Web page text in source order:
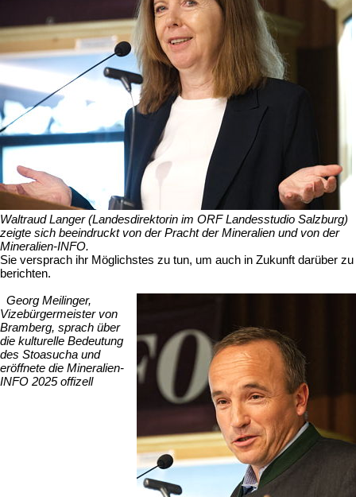
Waltraud Langer (Landesdirektorin im ORF Landesstudio Salzburg)
zeigte sich beeindruckt von der Pracht der Mineralien und von der
Mineralien-INFO.
Sie versprach ihr Möglichstes zu tun, um auch in Zukunft darüber zu
berichten.
Georg Meilinger,
Vizebürgermeister von
Bramberg, sprach über
die kulturelle Bedeutung
des Stoasucha und
eröffnete die Mineralien-
INFO 2025 offizell